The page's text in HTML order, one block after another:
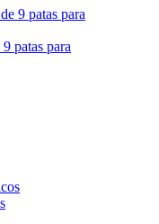
patas para